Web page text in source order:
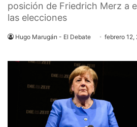
posición de Friedrich Merz a
las elecciones
Hugo Marugán - El Debate febrero 12,